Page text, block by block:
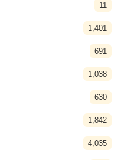
11
1,401
691
1,038
630
1,842
4,035